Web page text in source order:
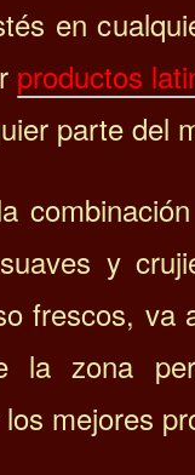
en
productos
parte del
y
frescos, va
la zona
mejores